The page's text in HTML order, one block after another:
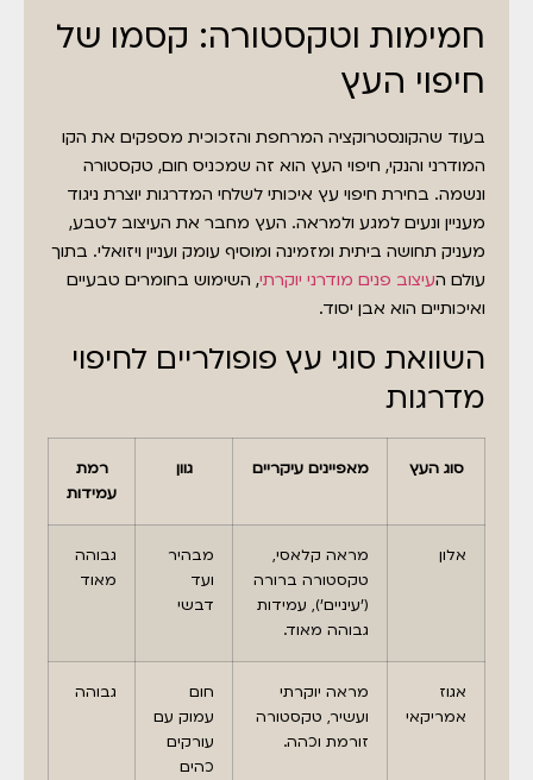
חמימות וטקסטורה: קסמו של
חיפוי העץ
בעוד שהקונסטרוקציה המרחפת והזכוכית מספקים את הקו
המודרני והנקי, חיפוי העץ הוא זה שמכניס חום, טקסטורה
ונשמה. בחירת חיפוי עץ איכותי לשלחי המדרגות יוצרת ניגוד
מעניין ונעים למגע ולמראה. העץ מחבר את העיצוב לטבע,
מעניק תחושה ביתית ומזמינה ומוסיף עומק ועניין ויזואלי. בתוך
עולם העיצוב פנים מודרני יוקרתי, השימוש בחומרים טבעיים
ואיכותיים הוא אבן יסוד.
השוואת סוגי עץ פופולריים לחיפוי
מדרגות
סוג העץ מאפיינים עיקריים גוון
רמת
עמידות
אלון
מראה קלאסי,
טקסטורה ברורה
('עיניים'), עמידות
גבוהה מאוד.
מבהיר
ועד
דבשי
גבוהה
מאוד
אגוז
אמריקאי
מראה יוקרתי
ועשיר, טקסטורה
זורמת וכהה.
חום
עמוק עם
עורקים
כהים
גבוהה